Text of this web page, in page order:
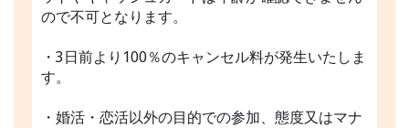
ので不可となります。
・3日前より100％のキャンセル料が発生いたしま
す。
・婚活・恋活以外の目的での参加、態度又はマナ